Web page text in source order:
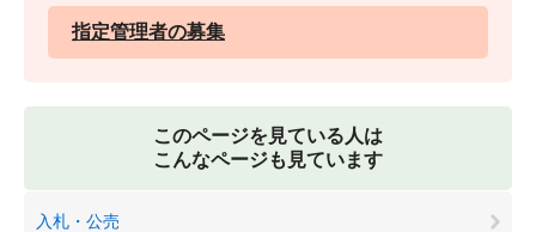
指定管理者の募集
このページを見ている人は
こんなページも見ています
入札・公売